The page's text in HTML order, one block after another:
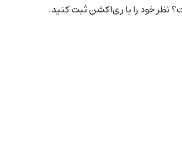
نظر خود را با ری‌اکشن ثبت کنید.